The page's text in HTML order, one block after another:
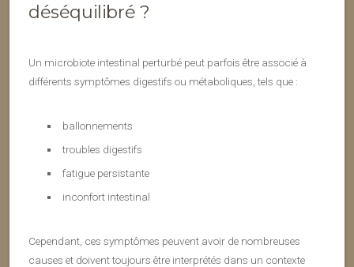
déséquilibré ?
Un microbiote intestinal perturbé peut parfois être associé à
différents symptômes digestifs ou métaboliques, tels que :
ballonnements
troubles digestifs
fatigue persistante
inconfort intestinal
Cependant, ces symptômes peuvent avoir de nombreuses
causes et doivent toujours être interprétés dans un contexte